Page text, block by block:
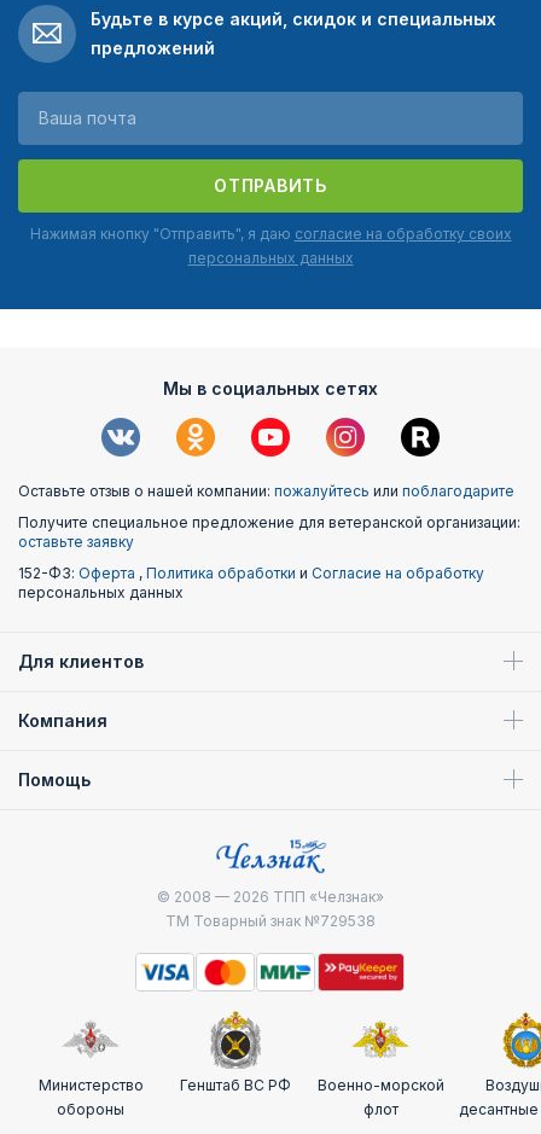
Будьте в курсе акций, скидок и специальных
предложений
ОТПРАВИТЬ
Нажимая кнопку "Отправить", я даю согласие на обработку своих
персональных данных
Мы в социальных сетях
Оставьте отзыв о нашей компании: пожалуйтесь или поблагодарите
Получите специальное предложение для ветеранской организации:
оставьте заявку
152-ФЗ: Оферта , Политика обработки и Согласие на обработку
персональных данных
Для клиентов
Компания
Помощь
© 2008 — 2026 ТПП «Челзнак»
ТМ Товарный знак №729538
Министерство
обороны
Генштаб ВС РФ
Военно-морской
флот
десантные